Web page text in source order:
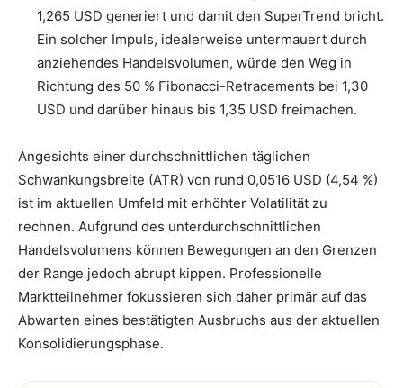
1,265 USD generiert und damit den SuperTrend bricht.
Ein solcher Impuls, idealerweise untermauert durch
anziehendes Handelsvolumen, würde den Weg in
Richtung des 50 % Fibonacci-Retracements bei 1,30
USD und darüber hinaus bis 1,35 USD freimachen.
Angesichts einer durchschnittlichen täglichen
Schwankungsbreite (ATR) von rund 0,0516 USD (4,54 %)
ist im aktuellen Umfeld mit erhöhter Volatilität zu
rechnen. Aufgrund des unterdurchschnittlichen
Handelsvolumens können Bewegungen an den Grenzen
der Range jedoch abrupt kippen. Professionelle
Marktteilnehmer fokussieren sich daher primär auf das
Abwarten eines bestätigten Ausbruchs aus der aktuellen
Konsolidierungsphase.